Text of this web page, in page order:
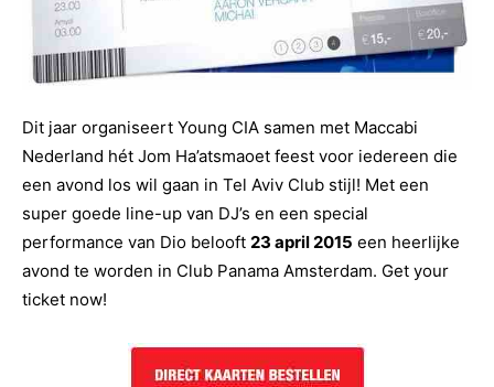
Dit jaar organiseert Young CIA samen met Maccabi
Nederland hét Jom Ha’atsmaoet feest voor iedereen die
een avond los wil gaan in Tel Aviv Club stijl! Met een
super goede line-up van DJ’s en een special
performance van Dio belooft 23 april 2015 een heerlijke
avond te worden in Club Panama Amsterdam. Get your
ticket now!